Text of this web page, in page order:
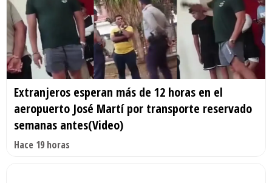
Extranjeros esperan más de 12 horas en el
aeropuerto José Martí por transporte reservado
semanas antes(Video)
Hace 19 horas